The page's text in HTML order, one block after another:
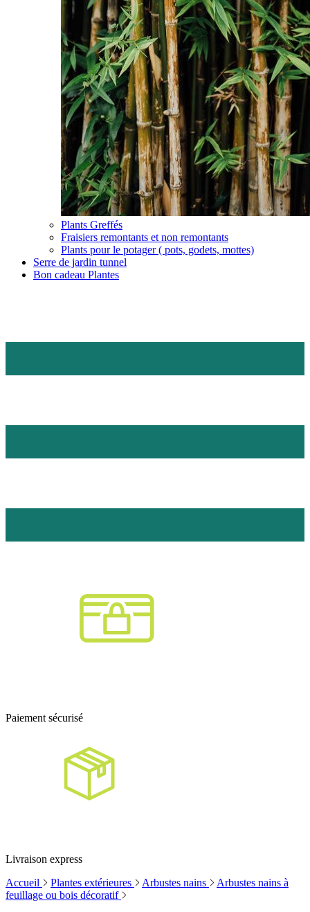
Plants Greffés
Fraisiers remontants et non remontants
Plants pour le potager ( pots, godets, mottes)
Serre de jardin tunnel
Bon cadeau Plantes
Paiement sécurisé
Livraison express
Accueil
Plantes extérieures Arbustes nains
Arbustes nains à
feuillage ou bois décoratif